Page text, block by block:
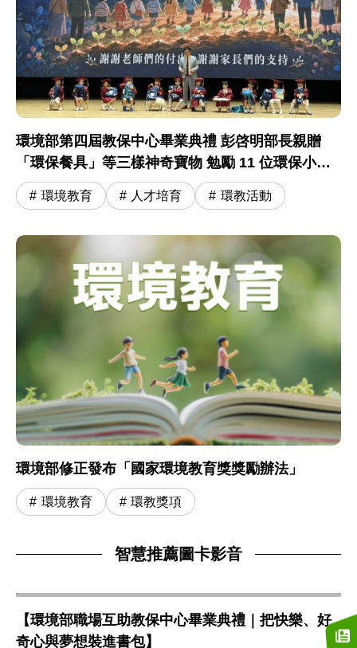
環境部第四屆教保中心畢業典禮 彭啓明部長親贈
「環保餐具」等三樣神奇寶物 勉勵 11 位環保小尖
兵開啟小學冒險旅程
環境教育 人才培育 環教活動
環境部修正發布「國家環境教育獎獎勵辦法」
環境教育 環教獎項
智慧推薦圖卡影音
【環境部職場互助教保中心畢業典禮｜把快樂、好
奇心與夢想裝進書包】